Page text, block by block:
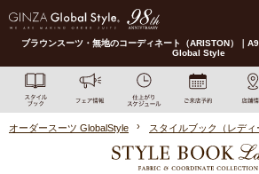
ブラウンスーツ・無地のコーディネート（ARISTON）｜
Global Style
オーダースーツ GlobalStyle スタイルブック（レディ